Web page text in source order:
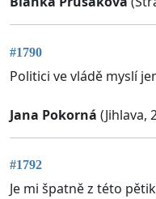
#1790
Politici ve vládě myslí
Jana Pokorná (Jihlava,
#1792
Je mi špatně z této